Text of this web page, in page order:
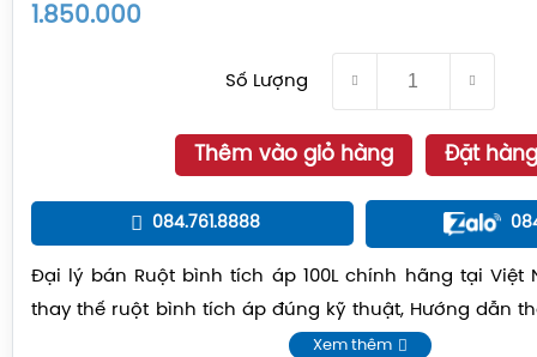
1.850.000
Số Lượng
Thêm vào giỏ hàng Đặt hàng
084.761.8888
Đại lý bán Ruột bình tích áp 100L chính hãng tại Việt
thay thế ruột bình tích áp đúng kỹ thuật, Hướng dẫn
Xem thêm